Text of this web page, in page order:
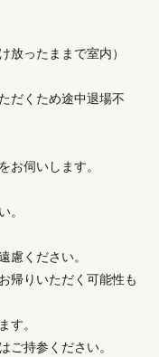
ったままで室内）
だくため途中退場不
お伺いします。
。
慮ください。
帰りいただく可能性も
す。
ご持参ください。